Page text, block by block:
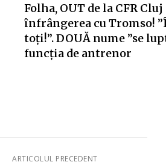
Folha, OUT de la CFR Cluj
înfrângerea cu Tromso!
toți!”. DOUĂ nume ”se
funcția de antrenor
ARTICOLUL PRECEDENT